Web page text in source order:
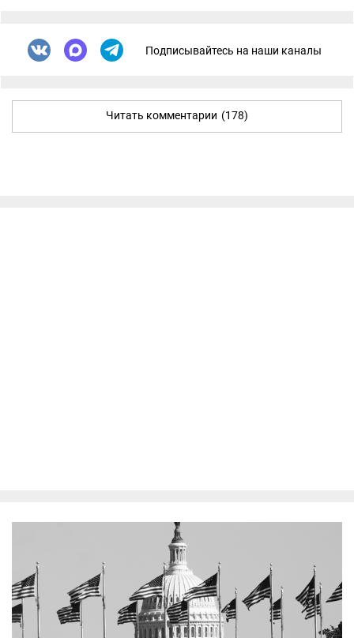
Подписывайтесь на наши каналы
Читать комментарии (178)